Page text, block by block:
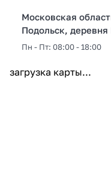
Московская
Подольск,
Пн - Пт: 08:00 - 18:00
Подробнее
загрузка карты...